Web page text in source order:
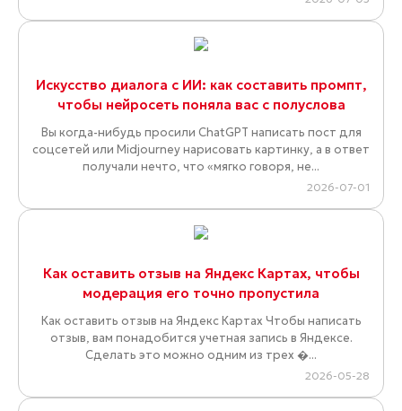
Искусство диалога с ИИ: как составить промпт,
чтобы нейросеть поняла вас с полуслова
Вы когда-нибудь просили ChatGPT написать пост для
соцсетей или Midjourney нарисовать картинку, а в ответ
получали нечто, что «мягко говоря, не...
2026-07-01
Как оставить отзыв на Яндекс Картах, чтобы
модерация его точно пропустила
Как оставить отзыв на Яндекс Картах Чтобы написать
отзыв, вам понадобится учетная запись в Яндексе.
Сделать это можно одним из трех �...
2026-05-28